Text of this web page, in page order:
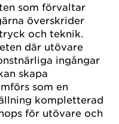
som förvaltar
överskrider
och teknik.
där utövare
ingångar
skapa
som en
kompletterad
för utövare och